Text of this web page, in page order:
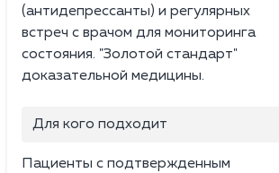
(антидепрессанты) и регулярных
встреч с врачом для мониторинга
состояния. "Золотой стандарт"
доказательной медицины.
Для кого подходит
Пациенты с подтвержденным